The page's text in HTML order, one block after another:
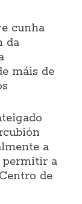
cunha
da
máis de
a
permitir a
de